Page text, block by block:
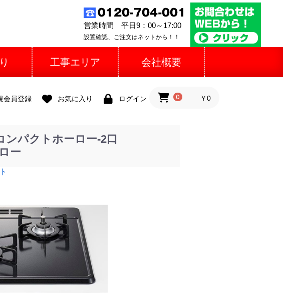
営業時間 平日9：00～17:00
設置確認、ご注文はネットから！！
工事エリア 会社概要
会員登録 お気に入り ログイン 0 ￥0
パクトホーロー-2口
ー